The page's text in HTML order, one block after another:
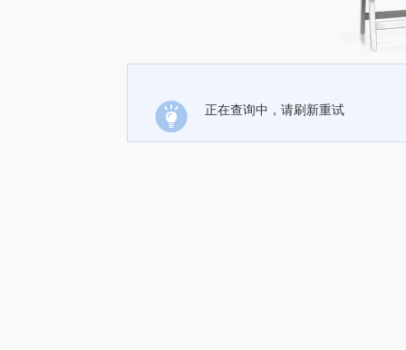
正在查询中，请刷新重试